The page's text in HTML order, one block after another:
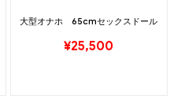
大型オナホ 65cmセックスドール
¥25,500